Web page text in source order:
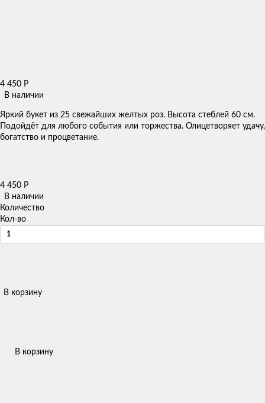
4 450 Р
В наличии
Яркий букет из 25 свежайших желтых роз. Высота стеблей 60 см.
Подойдёт для любого события или торжества. Олицетворяет удачу,
богатство и процветание.
4 450 Р
В наличии
Количество
Кол-во
В корзину
В корзину